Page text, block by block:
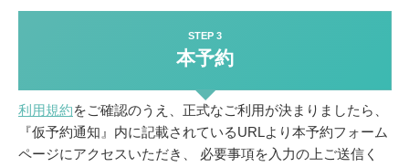
STEP 3
本予約
利用規約をご確認のうえ、正式なご利用が決まりましたら、
『仮予約通知』内に記載されているURLより本予約フォーム
ページにアクセスいただき、
必要事項を入力の上ご送信く